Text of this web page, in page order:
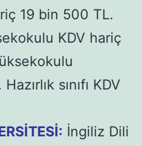
19 bin 500 TL.
KDV hariç
sınıfı KDV
İngiliz Dili